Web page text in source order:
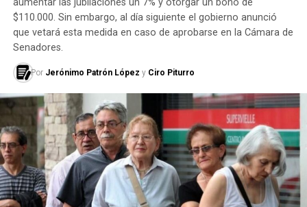
aumentar las jubilaciones un 7% y otorgar un bono de
$110.000. Sin embargo, al día siguiente el gobierno anunció
que vetará esta medida en caso de aprobarse en la Cámara de
Senadores.
Por Jerónimo Patrón López y Ciro Piturro